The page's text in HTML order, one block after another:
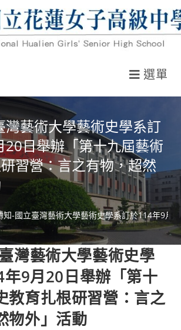
選單
灣藝術大學藝術史學系訂
日舉辦「第十九屆藝術
習營：言之有物，超然
知-國立臺灣藝術大學藝術史學系訂於114年9月
灣藝術大學藝術史學
9月20日舉辦「第十
教育扎根研習營：言之
物外」活動